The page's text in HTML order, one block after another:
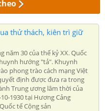
thử thách, kiên trì giữ
năm 30 của thế kỷ XX. Quốc
hướng "tả". Khuynh
phong trào cách mạng Việt
định được đưa ra trong
Trung ương lâm thời của
1930 tại Hương Cảng
tế Cộng sản